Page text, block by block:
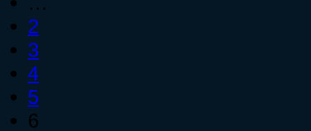
2
3
4
5
6